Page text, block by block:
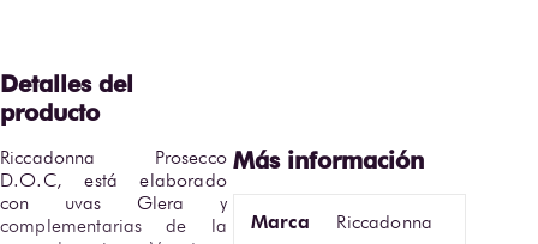
Riccadonna Prosecco
D.O.C, está elaborado
con uvas Glera y
complementarias de la
Marca Riccadonna